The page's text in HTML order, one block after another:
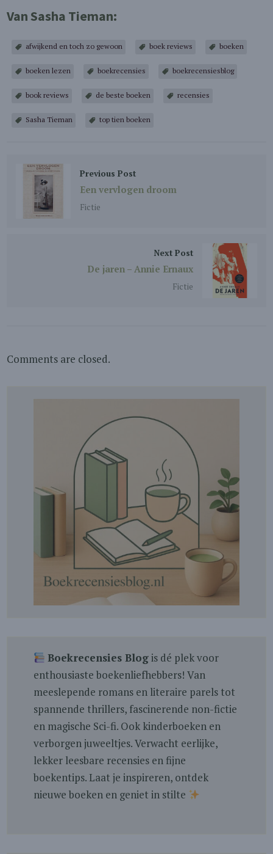
Van Sasha Tieman:
afwijkend en toch zo gewoon boek reviews boeken
boeken lezen boekrecensies boekrecensiesblog
book reviews de beste boeken recensies
Sasha Tieman top tien boeken
Previous Post
Een vervlogen droom
Fictie
Next Post
De jaren – Annie Ernaux
Fictie
Comments are closed.
Boekrecensies Blogis dé plek voor
enthousiaste boekenliefhebbers! Van
meeslepende romans en literaire parels tot
spannende thrillers, fascinerende non-fictie
en magische Sci-fi. Ook kinderboeken en
verborgen juweeltjes. Verwacht eerlijke,
lekker leesbare recensies en fijne
boekentips. Laat je inspireren, ontdek
nieuwe boeken en geniet in stilte